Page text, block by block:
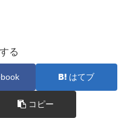
る
はてブ
コピー